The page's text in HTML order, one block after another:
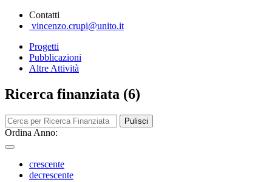
Contatti
vincenzo.crupi@unito.it
Progetti
Pubblicazioni
Altre Attività
Ricerca finanziata (6)
Pulisci
Ordina Anno:
crescente
decrescente